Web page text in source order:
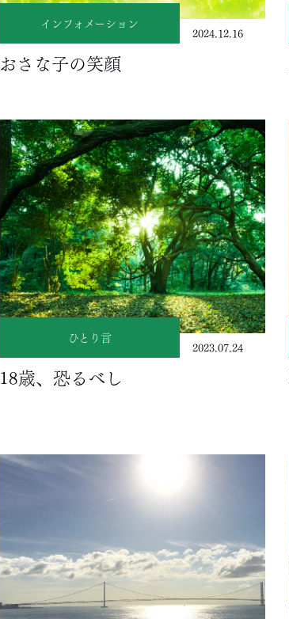
インフォメーション
2024.12.16
おさな子の笑顔
ひとり言
2023.07.24
18歳、恐るべし